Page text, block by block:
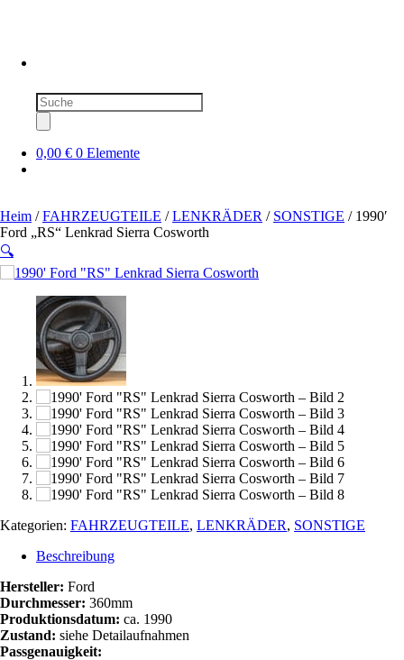
Produktsuche
0,00 € 0 Elemente
Heim /FAHRZEUGTEILE /LENKRÄDER / SONSTIGE / 1990′
Ford „RS“ Lenkrad Sierra Cosworth
🔍
SOLD OUT
Kategorien: FAHRZEUGTEILE, LENKRÄDER, SONSTIGE
Beschreibung
Hersteller: Ford
Durchmesser: 360mm
Produktionsdatum: ca. 1990
Zustand: siehe Detailaufnahmen
Passgenauigkeit: